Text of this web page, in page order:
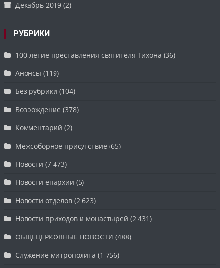
Декабрь 2019 (2)
РУБРИКИ
100-летие преставления святителя Тихона (36)
Анонсы (119)
Без рубрики (104)
Возрождение (378)
Комментарий (2)
Межсоборное присутствие (65)
Новости (7 473)
Новости епархии (5)
Новости отделов (2 623)
Новости приходов и монастырей (2 431)
ОБЩЕЦЕРКОВНЫЕ НОВОСТИ (488)
Служение митрополита (1 756)